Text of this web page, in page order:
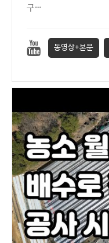
구…
동영상+본문